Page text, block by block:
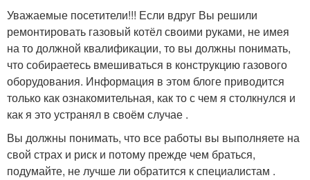
Уважаемые посетители!!! Если вдруг Вы решили
ремонтировать газовый котёл своими руками, не имея
на то должной квалификации, то вы должны понимать,
что собираетесь вмешиваться в конструкцию газового
оборудования. Информация в этом блоге приводится
только как ознакомительная, как то с чем я столкнулся и
как я это устранял в своём случае .
Вы должны понимать, что все работы вы выполняете на
свой страх и риск и потому прежде чем браться,
подумайте, не лучше ли обратится к специалистам .